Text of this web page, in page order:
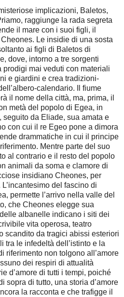
implicazioni, Baletos,
raggiunge la rada segreta
il mare con i suoi figli, il
Le insidie di una sosta
ai figli di Baletos di
dove, intorno a tre sorgenti
mai veduti con materiali
e giardini e crea tradizioni-
calendario. Il fiume
il nome della città, ma, prima, il
metà del popolo di Egea, in
seguito da Eliade, sua amata e
con cui il re Egeo pone a dimora
drammatiche in cui il principe
Mentre parte del suo
al contrario e il resto del popolo
animali da soma e clamore di
insidiano Cheones, per
del fascino di
permette l’arrivo nella valle del
che Cheones elegge sua
albanelle indicano i siti dei
vita operosa, teatro
scandito da tragici abissi esteriori
tra le infedeltà dell’istinto e la
riferimento non tolgono all’amore
dei respiri di attualità
d’amore di tutti i tempi, poiché
sopra di tutto, una storia d’amore
la racconta e che trafigge il